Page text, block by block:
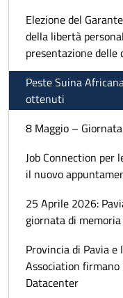
Elezione del
della libertà
presentazione delle
Peste Suina
ottenuti
8 Maggio –
Job Connection per
il nuovo
25 Aprile 2026:
giornata di
Provincia di Pavia
Association firmano
Datacenter